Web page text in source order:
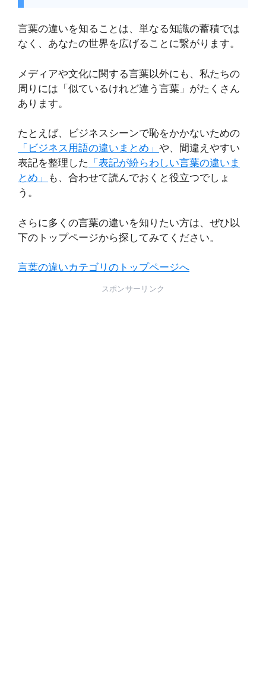
言葉の違いを知ることは、単なる知識の蓄積では
なく、あなたの世界を広げることに繋がります。
メディアや文化に関する言葉以外にも、私たちの
周りには「似ているけれど違う言葉」がたくさん
あります。
たとえば、ビジネスシーンで恥をかかないための
「ビジネス用語の違いまとめ」 や、間違えやすい
表記を整理した
「表記が紛らわしい言葉の違いま
とめ」
も、合わせて読んでおくと役立つでしょ
う。
さらに多くの言葉の違いを知りたい方は、ぜひ以
下のトップページから探してみてください。
言葉の違いカテゴリのトップページへ
スポンサーリンク